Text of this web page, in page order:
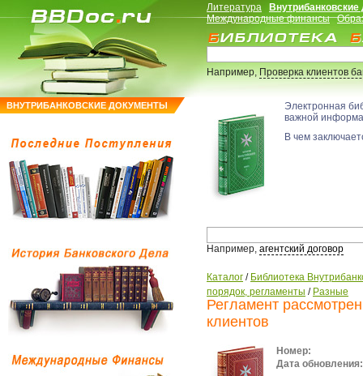
ВНУТРИБАНКОВСКИЕ ДОКУМЕНТЫ
Литература
Международные финансы
Например,Проверка клиентов
Электронная
важной
В чем
Например, агентский договор
Каталог / Библиотека
порядок, регламенты / Разные
Регламент
клиентов
Номер:
Дата обновления: